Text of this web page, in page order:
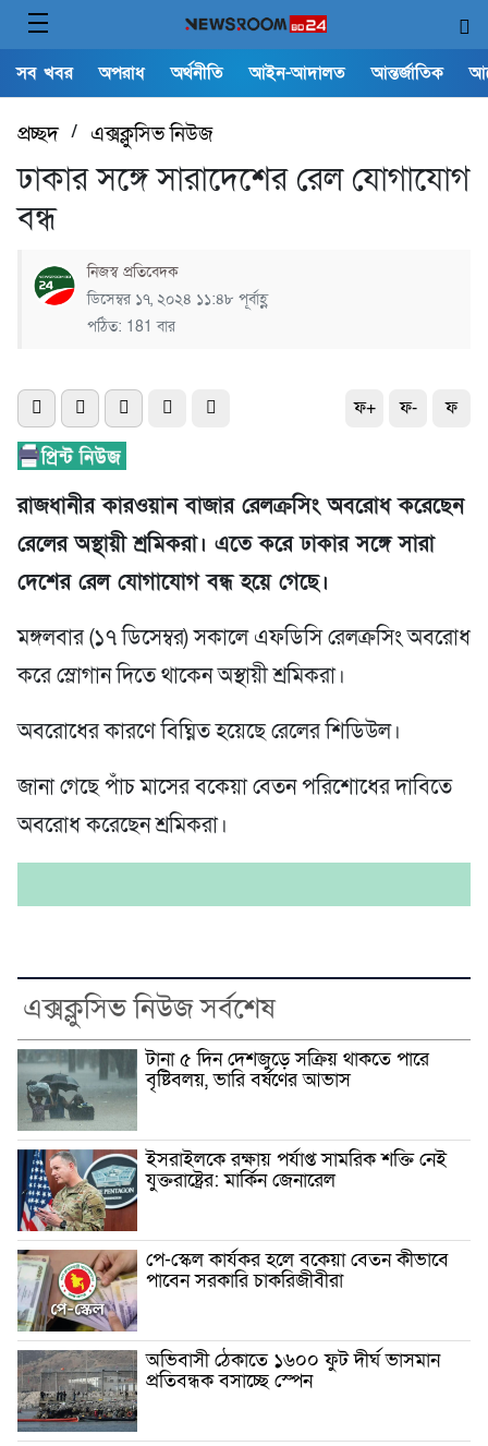
সব খবর অপরাধ অর্থনীতি আইন-আদালত আন্তর্জাতিক
প্রচ্ছদ/ এক্সক্লুসিভ নিউজ
ঢাকার সঙ্গে সারাদেশের রেল যোগাযোগ
বন্ধ
নিজস্ব প্রতিবেদক
ডিসেম্বর ১৭, ২০২৪ ১১:৪৮ পূর্বাহ্ণ
পঠিত: 181 বার
ফ+ ফ- ফ
রাজধানীর কারওয়ান বাজার রেলক্রসিং অবরোধ করেছেন
রেলের অস্থায়ী শ্রমিকরা। এতে করে ঢাকার সঙ্গে সারা
দেশের রেল যোগাযোগ বন্ধ হয়ে গেছে।
মঙ্গলবার (১৭ ডিসেম্বর) সকালে এফডিসি রেলক্রসিং অবরোধ
করে স্লোগান দিতে থাকেন অস্থায়ী শ্রমিকরা।
অবরোধের কারণে বিঘ্নিত হয়েছে রেলের শিডিউল।
জানা গেছে পাঁচ মাসের বকেয়া বেতন পরিশোধের দাবিতে
অবরোধ করেছেন শ্রমিকরা।
এক্সক্লুসিভ নিউজ সর্বশেষ
টানা ৫ দিন দেশজুড়ে সক্রিয় থাকতে পারে
বৃষ্টিবলয়, ভারি বর্ষণের আভাস
ইসরাইলকে রক্ষায় পর্যাপ্ত সামরিক শক্তি নেই
যুক্তরাষ্ট্রের: মার্কিন জেনারেল
পে-স্কেল কার্যকর হলে বকেয়া বেতন কীভাবে
পাবেন সরকারি চাকরিজীবীরা
অভিবাসী ঠেকাতে ১৬০০ ফুট দীর্ঘ ভাসমান
প্রতিবন্ধক বসাচ্ছে স্পেন